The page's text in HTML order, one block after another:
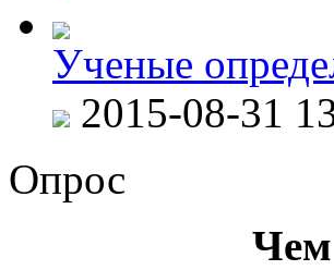
Ученые
2015-08-31
Опрос
Чем